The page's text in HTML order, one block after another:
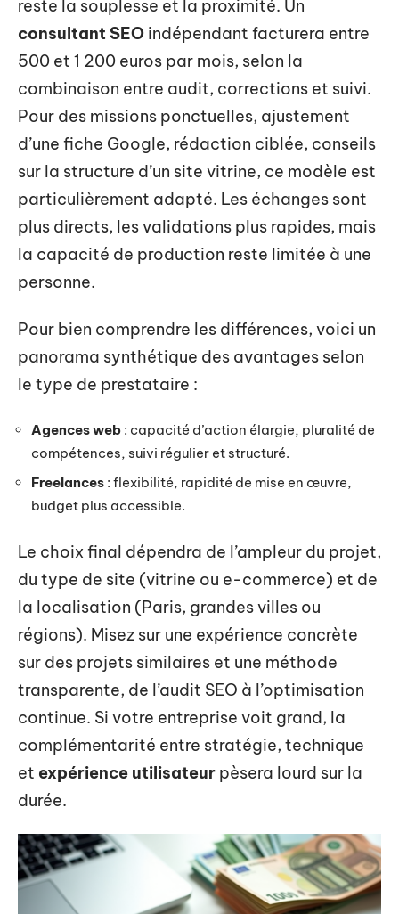
reste la souplesse et la proximité. Un
consultant SEO indépendant facturera entre
500 et 1 200 euros par mois, selon la
combinaison entre audit, corrections et suivi.
Pour des missions ponctuelles, ajustement
d’une fiche Google, rédaction ciblée, conseils
sur la structure d’un site vitrine, ce modèle est
particulièrement adapté. Les échanges sont
plus directs, les validations plus rapides, mais
la capacité de production reste limitée à une
personne.
Pour bien comprendre les différences, voici un
panorama synthétique des avantages selon
le type de prestataire :
Agences web : capacité d’action élargie, pluralité de
compétences, suivi régulier et structuré.
Freelances : flexibilité, rapidité de mise en œuvre,
budget plus accessible.
Le choix final dépendra de l’ampleur du projet,
du type de site (vitrine ou e-commerce) et de
la localisation (Paris, grandes villes ou
régions). Misez sur une expérience concrète
sur des projets similaires et une méthode
transparente, de l’audit SEO à l’optimisation
continue. Si votre entreprise voit grand, la
complémentarité entre stratégie, technique
et expérience utilisateur pèsera lourd sur la
durée.